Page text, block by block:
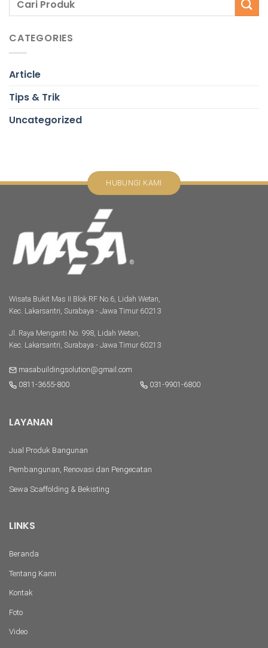
CATEGORIES
Article
Tips & Trik
Uncategorized
Wisata Bukit Mas II Blok RF No.6, Lidah Wetan,
Kec. Lakarsantri, Surabaya - Jawa Timur 60213
Jl. Raya Menganti No. 998, Lidah Wetan,
Kec. Lakarsantri, Surabaya - Jawa Timur 60213
masabuildingsolution@gmail.com
0811-3655-800
031-9901-6800
LAYANAN
Jual Produk Bangunan
Pembangunan, Renovasi dan Pengecatan
Sewa Scaffolding & Bekisting
LINKS
Beranda
Tentang Kami
Kontak
Foto
Video
HUBUNGI KAMI